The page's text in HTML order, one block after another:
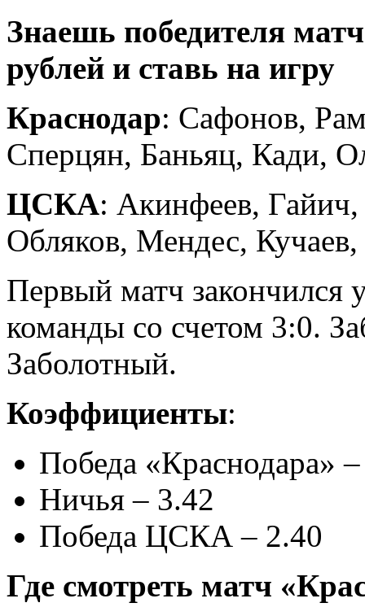
Знаешь победителя
рублей и ставь на игру
Краснодар: Сафонов,
Сперцян, Баньяц, Кади,
ЦСКА: Акинфеев,
Обляков, Мендес,
Первый матч закончился
команды со счетом 3:0.
Заболотный.
Коэффициенты:
Победа «Краснодара»
Ничья – 3.42
Победа ЦСКА – 2.40
Где смотреть матч